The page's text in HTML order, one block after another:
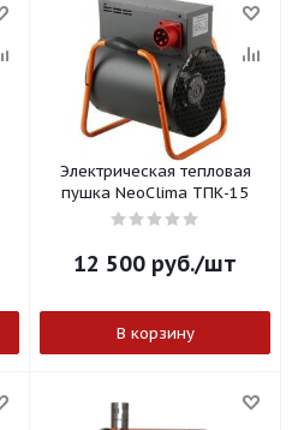
Электрическая тепловая
пушка NeoClima ТПК-15
12 500 руб./шт
В корзину